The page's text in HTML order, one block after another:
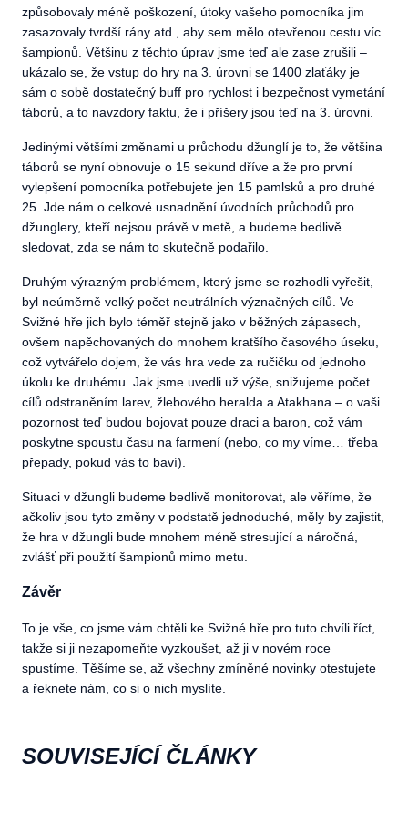
způsobovaly méně poškození, útoky vašeho pomocníka jim
zasazovaly tvrdší rány atd., aby sem mělo otevřenou cestu víc
šampionů. Většinu z těchto úprav jsme teď ale zase zrušili –
ukázalo se, že vstup do hry na 3. úrovni se 1400 zlaťáky je
sám o sobě dostatečný buff pro rychlost i bezpečnost vymetání
táborů, a to navzdory faktu, že i příšery jsou teď na 3. úrovni.
Jedinými většími změnami u průchodu džunglí je to, že většina
táborů se nyní obnovuje o 15 sekund dříve a že pro první
vylepšení pomocníka potřebujete jen 15 pamlsků a pro druhé
25. Jde nám o celkové usnadnění úvodních průchodů pro
džunglery, kteří nejsou právě v metě, a budeme bedlivě
sledovat, zda se nám to skutečně podařilo.
Druhým výrazným problémem, který jsme se rozhodli vyřešit,
byl neúměrně velký počet neutrálních význačných cílů. Ve
Svižné hře jich bylo téměř stejně jako v běžných zápasech,
ovšem napěchovaných do mnohem kratšího časového úseku,
což vytvářelo dojem, že vás hra vede za ručičku od jednoho
úkolu ke druhému. Jak jsme uvedli už výše, snižujeme počet
cílů odstraněním larev, žlebového heralda a Atakhana – o vaši
pozornost teď budou bojovat pouze draci a baron, což vám
poskytne spoustu času na farmení (nebo, co my víme… třeba
přepady, pokud vás to baví).
Situaci v džungli budeme bedlivě monitorovat, ale věříme, že
ačkoliv jsou tyto změny v podstatě jednoduché, měly by zajistit,
že hra v džungli bude mnohem méně stresující a náročná,
zvlášť při použití šampionů mimo metu.
Závěr
To je vše, co jsme vám chtěli ke Svižné hře pro tuto chvíli říct,
takže si ji nezapomeňte vyzkoušet, až ji v novém roce
spustíme. Těšíme se, až všechny zmíněné novinky otestujete
a řeknete nám, co si o nich myslíte.
SOUVISEJÍCÍ ČLÁNKY